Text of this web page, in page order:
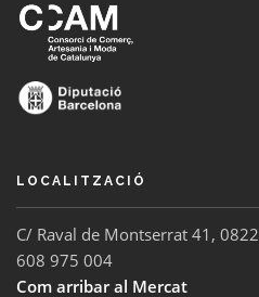
LOCALITZACIÓ
C/ Raval de Montserrat 41,
608 975 004
Com arribar al Mercat